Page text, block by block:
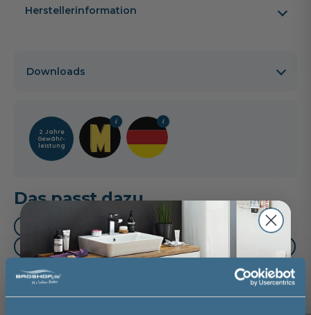
Herstellerinformation
Downloads
2 Jahre
Gewähr­
leistung
Das passt dazu
Waschtischarmatur (2)
Oberschrank (1)
Unterschrank (1)